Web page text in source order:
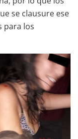
se clausure ese
para los